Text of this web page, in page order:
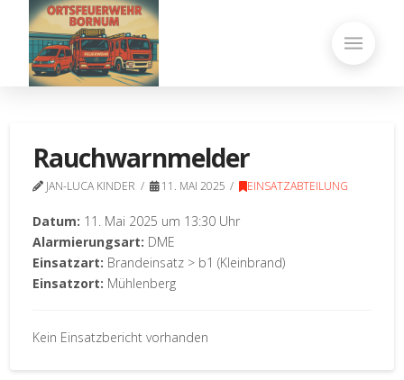
Rauchwarnmelder
JAN-LUCA KINDER 11. MAI 2025 EINSATZABTEILUNG
Datum: 11. Mai 2025 um 13:30 Uhr
Alarmierungsart: DME
Einsatzart: Brandeinsatz > b1 (Kleinbrand)
Einsatzort: Mühlenberg
Kein Einsatzbericht vorhanden